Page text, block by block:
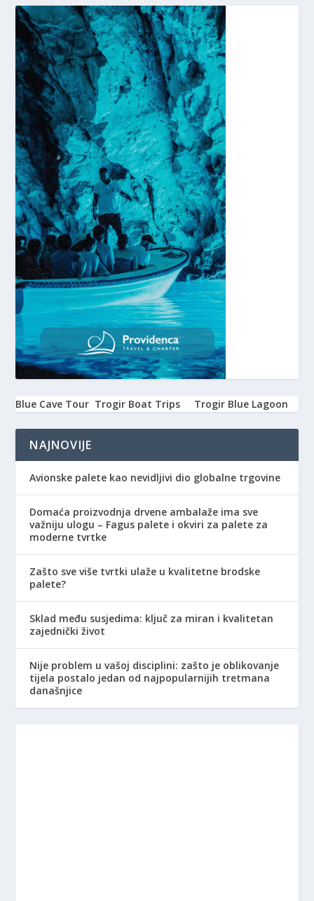
Blue Cave Tour Trogir Boat Trips Trogir Blue Lagoon
NAJNOVIJE
Avionske palete kao nevidljivi dio globalne trgovine
Domaća proizvodnja drvene ambalaže ima sve
važniju ulogu – Fagus palete i okviri za palete za
moderne tvrtke
Zašto sve više tvrtki ulaže u kvalitetne brodske
palete?
Sklad među susjedima: ključ za miran i kvalitetan
zajednički život
Nije problem u vašoj disciplini: zašto je oblikovanje
tijela postalo jedan od najpopularnijih tretmana
današnjice